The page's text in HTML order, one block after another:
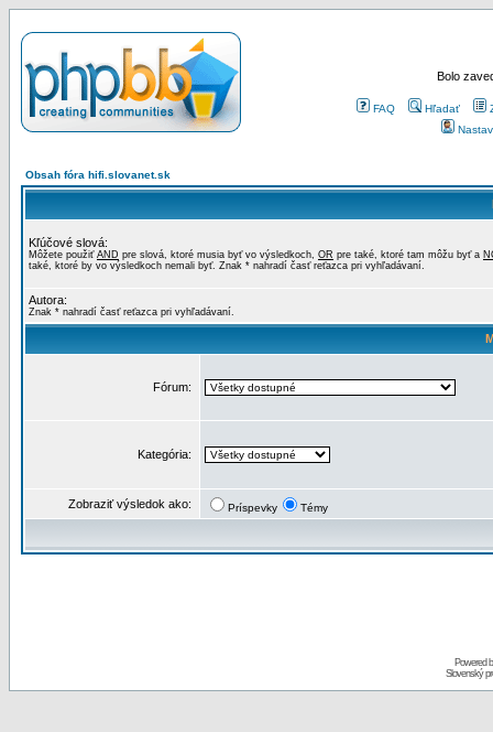
Bolo
FAQ Hľadať
Obsah fóra hifi.slovanet.sk
Kľúčové slová:
Môžete použiť AND pre slová, ktoré musia byť vo výsledkoch, OR pre také, ktoré tam môžu byť a
také, ktoré by vo výsledkoch nemali byť. Znak * nahradí časť reťazca pri vyhľadávaní.
Autora:
Znak * nahradí časť reťazca pri vyhľadávaní.
Fórum:
Kategória:
Zobraziť výsledok ako: Príspevky Témy
Powered
Slovenský